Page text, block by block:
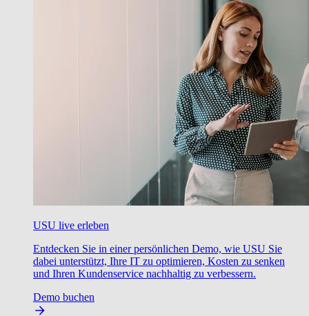
USU live erleben
Entdecken Sie in einer persönlichen Demo, wie USU Sie
dabei unterstützt, Ihre IT zu optimieren, Kosten zu senken
und Ihren Kundenservice nachhaltig zu verbessern.
Demo buchen